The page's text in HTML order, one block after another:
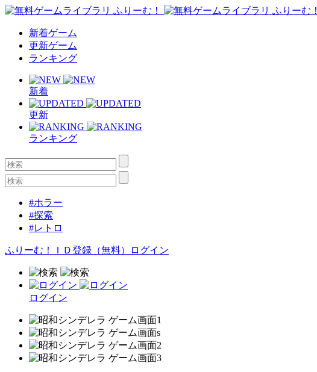
新着ゲーム
更新ゲーム
ランキング
新着
更新
ランキング
#ホラー
#探索
#レトロ
ふりーむ！ＩＤ登録（無料） ログイン
ログイン